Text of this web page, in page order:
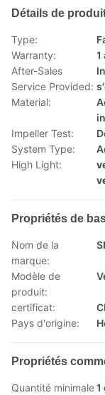
Détails de
Type:
Warranty:
1
After-Sales
Service Provided:
Material:
Impeller Test:
System Type:
High Light:
Propriétés de
Nom de la
marque:
Modèle de
produit:
certificat:
Pays d'origine:
Propriétés
Quantité minimale1